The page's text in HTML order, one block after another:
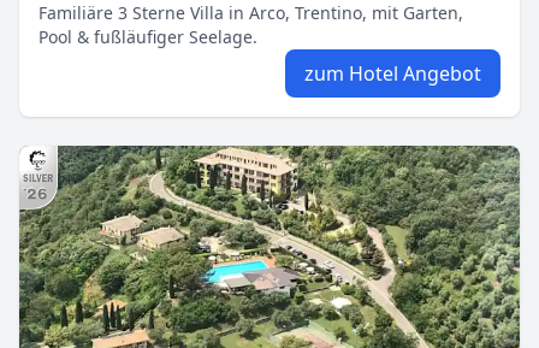
Familiäre 3 Sterne Villa in Arco, Trentino, mit Garten,
Pool & fußläufiger Seelage.
zum Hotel Angebot